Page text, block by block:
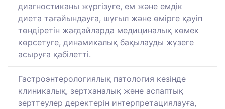
диагностиканы жүргізуге, ем және емдік
диета тағайындауға, шұғыл және өмірге қауіп
төндіретін жағдайларда медициналық көмек
көрсетуге, динамикалық бақылауды жүзеге
асыруға қабілетті.
Гастроэнтерологиялық патология кезінде
клиникалық, зертханалық және аспаптық
зерттеулер деректерін интерпретациялауға,